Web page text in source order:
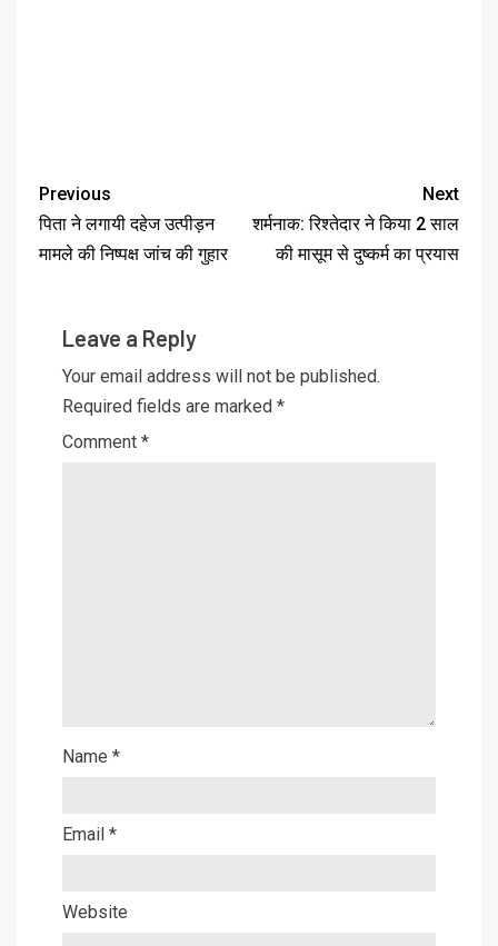
Previous
पिता ने लगायी दहेज उत्पीड़न
मामले की निष्पक्ष जांच की गुहार
Next
शर्मनाक: रिश्तेदार ने किया 2 साल
की मासूम से दुष्कर्म का प्रयास
Leave a Reply
Your email address will not be published.
Required fields are marked *
Comment *
Name *
Email *
Website